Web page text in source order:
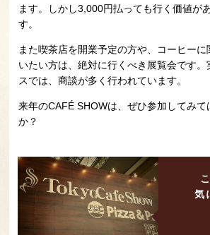
ます。しかし3,000円払っても行く価値が
す。
また喫茶店を開業予定の方や、コーヒー
いたい方は、絶対に行くべき展覧会です。
スでは、商談が多く行われています。
来年のCAFÉ SHOWは、ぜひ参加してみて
か？
気